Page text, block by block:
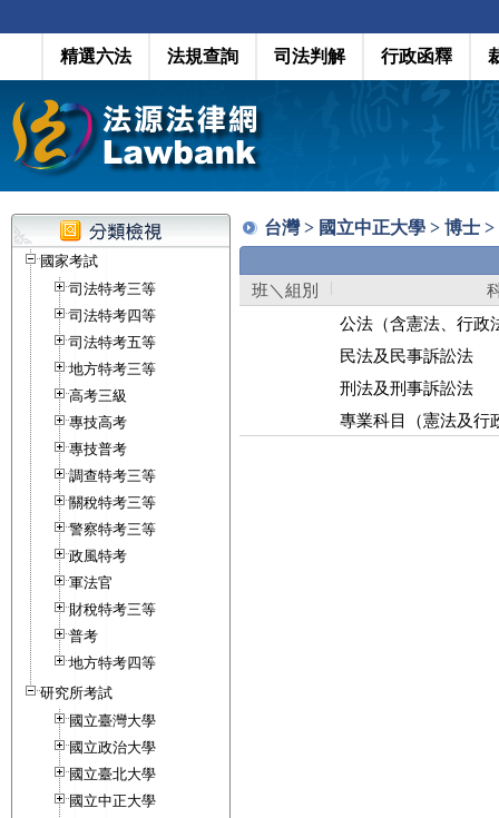
精選六法 法規查詢 司法判解 行政函釋
國家考試
司法特考三等
司法特考四等
司法特考五等
地方特考三等
高考三級
專技高考
專技普考
調查特考三等
關稅特考三等
警察特考三等
政風特考
軍法官
財稅特考三等
普考
地方特考四等
研究所考試
國立臺灣大學
國立政治大學
國立臺北大學
國立中正大學
台灣 > 國立中正大學 > 博士
班＼組別
公法（含憲法、行政
民法及民事訴訟法
刑法及刑事訴訟法
專業科目（憲法及行